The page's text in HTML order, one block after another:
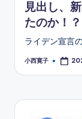
見出し、
たのか！？
ライデン宣言
Posted
小西寛子